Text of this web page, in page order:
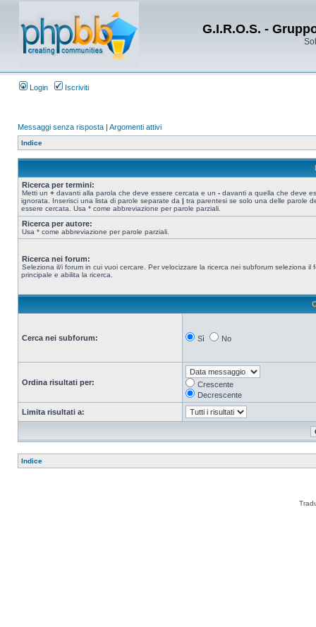
G.I.R.O.S. -
Login Iscriviti
Messaggi senza risposta | Argomenti attivi
Indice
Ricerca per termini:
Metti un + davanti alla parola che deve essere cercata e un - davanti a quella che deve
ignorata. Inserisci una lista di parole separate da | tra parentesi se solo una delle parole
essere cercata. Usa * come abbreviazione per parole parziali.
Ricerca per autore:
Usa * come abbreviazione per parole parziali.
Ricerca nei forum:
Seleziona il/i forum in cui vuoi cercare. Per velocizzare la ricerca nei subforum seleziona il
principale e abilita la ricerca.
Cerca nei subforum: Sì No
Ordina risultati per:
Crescente
Decrescente
Limita risultati a:
Indice